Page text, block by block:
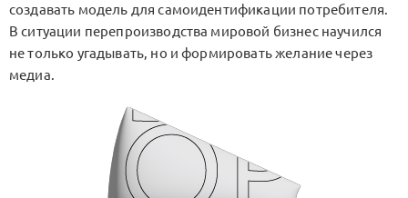
создавать модель для самоидентификации потребителя.
В ситуации перепроизводства мировой бизнес научился
не только угадывать, но и формировать желание через
медиа.